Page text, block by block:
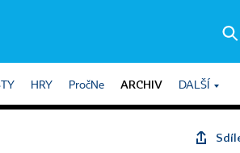
HRY PročNe ARCHIV DALŠÍ